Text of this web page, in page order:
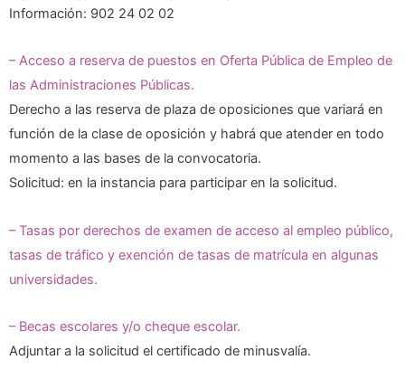
Información: 902 24 02 02
– Acceso a reserva de puestos en Oferta Pública de Empleo de
las Administraciones Públicas.
Derecho a las reserva de plaza de oposiciones que variará en
función de la clase de oposición y habrá que atender en todo
momento a las bases de la convocatoria.
Solicitud: en la instancia para participar en la solicitud.
– Tasas por derechos de examen de acceso al empleo público,
tasas de tráfico y exención de tasas de matrícula en algunas
universidades.
– Becas escolares y/o cheque escolar.
Adjuntar a la solicitud el certificado de minusvalía.